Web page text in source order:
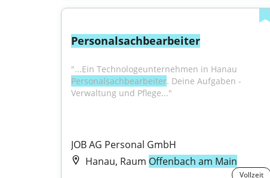
Personalsachbearbeiter
Personalsachbearbeiter. Deine Aufgaben -
Verwaltung und Pflege..."
JOB AG Personal GmbH
Hanau, Raum Offenbach am Main
Vollzeit